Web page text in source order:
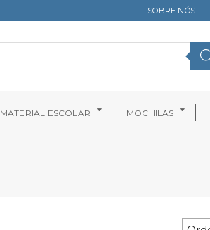
SOBRE NÓS
MATERIAL ESCOLAR MOCHILAS